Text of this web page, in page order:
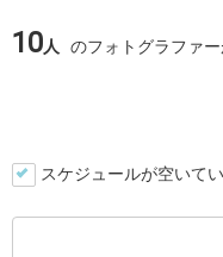
10人 のフォトグラファー
スケジュールが空いて